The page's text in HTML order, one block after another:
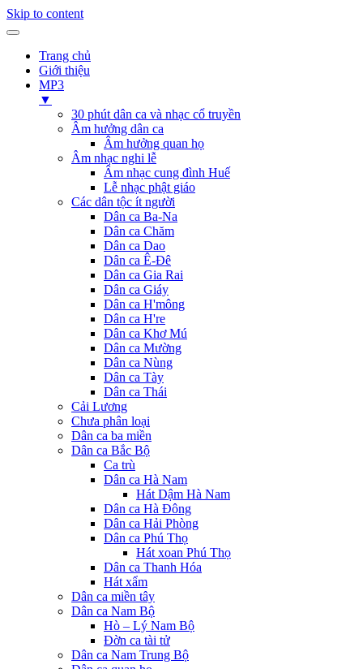
Skip to content
Trang chủ
Giới thiệu
MP3
▼
30 phút dân ca và nhạc cổ truyền
Âm hưởng dân ca
Âm hưởng quan họ
Âm nhạc nghi lễ
Âm nhạc cung đình Huế
Lễ nhạc phật giáo
Các dân tộc ít người
Dân ca Ba-Na
Dân ca Chăm
Dân ca Dao
Dân ca Ê-Đê
Dân ca Gia Rai
Dân ca Giáy
Dân ca H'mông
Dân ca H're
Dân ca Khơ Mú
Dân ca Mường
Dân ca Nùng
Dân ca Tày
Dân ca Thái
Cải Lương
Chưa phân loại
Dân ca ba miền
Dân ca Bắc Bộ
Ca trù
Dân ca Hà Nam
Hát Dậm Hà Nam
Dân ca Hà Đông
Dân ca Hải Phòng
Dân ca Phú Thọ
Hát xoan Phú Thọ
Dân ca Thanh Hóa
Hát xẩm
Dân ca miền tây
Dân ca Nam Bộ
Hò – Lý Nam Bộ
Đờn ca tài tử
Dân ca Nam Trung Bộ